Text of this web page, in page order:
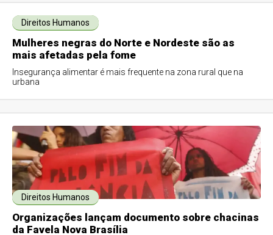
Direitos Humanos
Mulheres negras do Norte e Nordeste são as
mais afetadas pela fome
Insegurança alimentar é mais frequente na zona rural que na
urbana
Direitos Humanos
Organizações lançam documento sobre chacinas
da Favela Nova Brasília